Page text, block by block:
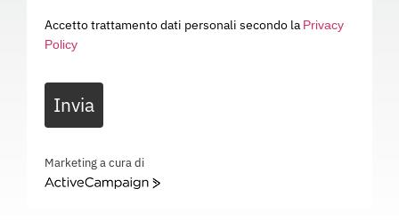
TUTA NEXUS 1
PN02825 Categoria
TUTA NEXUS 1 – EN 14605: Tipo 3/4 , EN 13982: Tipo 5 , EN 13034: Tipo 6 , EN 1149, 5 , EN
1073, 2 , EN 14126 – PN02825
Accetto trattamento dati personali secondo la Privacy
Policy
Invia
Marketing a cura di
ActiveCampaign